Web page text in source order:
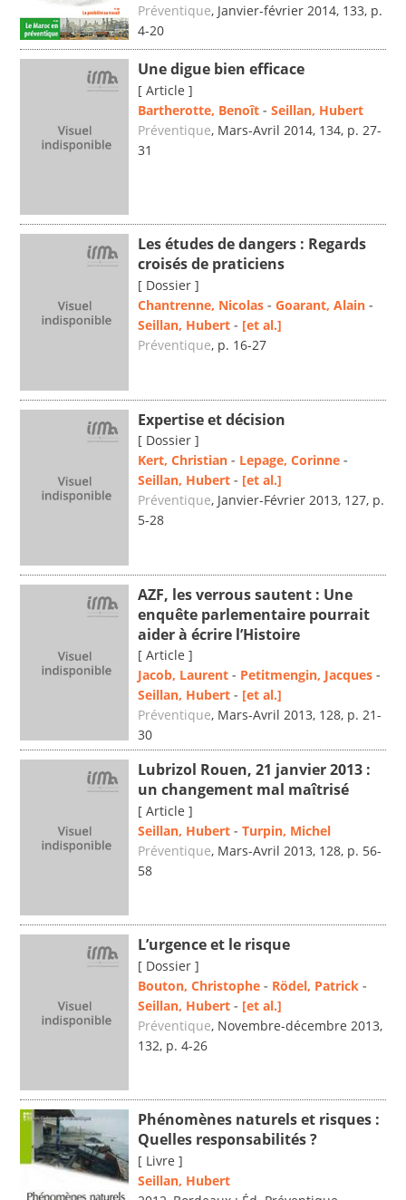
Préventique, Janvier-février 2014, 133, p.
4-20
Une digue bien efficace
[ Article ]
Bartherotte, Benoît - Seillan, Hubert
Préventique, Mars-Avril 2014, 134, p. 27-
31
Les études de dangers : Regards
croisés de praticiens
[ Dossier ]
Chantrenne, Nicolas - Goarant, Alain -
Seillan, Hubert - [et al.]
Préventique, p. 16-27
Expertise et décision
[ Dossier ]
Kert, Christian - Lepage, Corinne -
Seillan, Hubert - [et al.]
Préventique, Janvier-Février 2013, 127, p.
5-28
AZF, les verrous sautent : Une
enquête parlementaire pourrait
aider à écrire l’Histoire
[ Article ]
Jacob, Laurent - Petitmengin, Jacques -
Seillan, Hubert - [et al.]
Préventique, Mars-Avril 2013, 128, p. 21-
30
Lubrizol Rouen, 21 janvier 2013 :
un changement mal maîtrisé
[ Article ]
Seillan, Hubert - Turpin, Michel
Préventique, Mars-Avril 2013, 128, p. 56-
58
L’urgence et le risque
[ Dossier ]
Bouton, Christophe - Rödel, Patrick -
Seillan, Hubert - [et al.]
Préventique, Novembre-décembre 2013,
132, p. 4-26
Phénomènes naturels et risques :
Quelles responsabilités ?
[ Livre ]
Seillan, Hubert